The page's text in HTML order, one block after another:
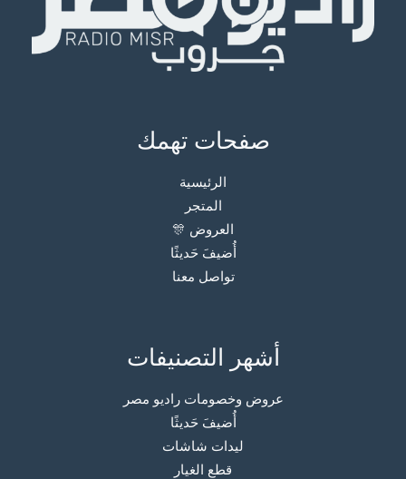
صفحات تهمك
الرئيسية
المتجر
العروض 🎊
أُضيفَ حَديثًا
تواصل معنا
أشهر التصنيفات
عروض وخصومات راديو مصر
أُضيفَ حَديثًا
ليدات شاشات
قطع الغيار